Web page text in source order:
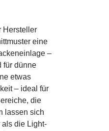
Hersteller
eine
–
für dünne
etwas
– ideal für
die
lassen sich
die Light-